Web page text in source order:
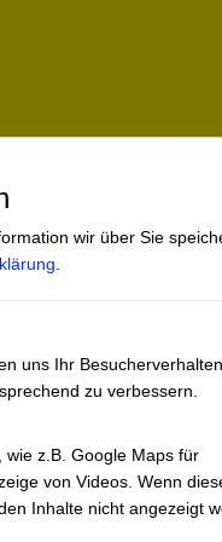
ist ein
Arbeit mit
und digitale
neuer
wir über Sie
uns Ihr Besucherverhalten
zu verbessern.
z.B. Google Maps für
von Videos. Wenn
Inhalte nicht angezeigt